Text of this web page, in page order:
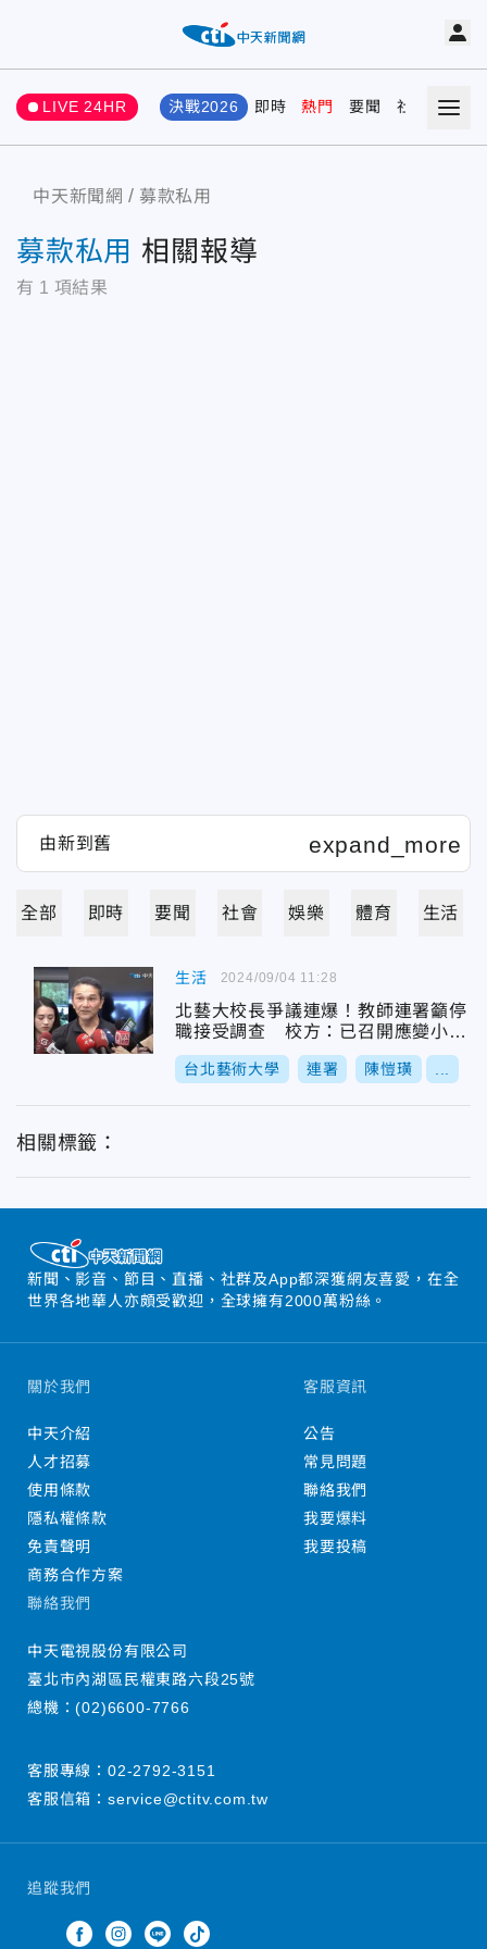
LIVE 24HR 決戰2026 即時 熱門 要聞 社會 娛樂
中天新聞網 募款私用
募款私用 相關報導
有 1 項結果
全部 即時 要聞 社會 娛樂 體育 生活
生活
北藝大校長爭議連爆！教師連署籲停
職接受調查 校方：已召開應變小組
查核
台北藝術大學 連署 陳愷璜
2024/09/04 11:28
相關標籤：
新聞、影音、節目、直播、社群及App都深獲網友喜愛，在全
世界各地華人亦頗受歡迎，全球擁有2000萬粉絲。
追蹤我們
關於我們
中天介紹
人才招募
使用條款
隱私權條款
免責聲明
商務合作方案
客服資訊
公告
常見問題
聯絡我們
我要爆料
我要投稿
聯絡我們
中天電視股份有限公司
臺北市內湖區民權東路六段25號
總機：(02)6600-7766
客服專線： 02-2792-3151
客服信箱： service@ctitv.com.tw